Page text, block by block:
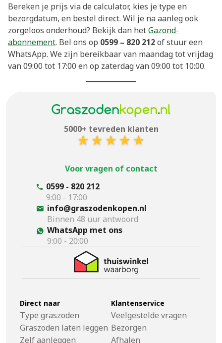
Bereken je prijs via de calculator, kies je type en
bezorgdatum, en bestel direct. Wil je na aanleg ook
zorgeloos onderhoud? Bekijk dan hetGazond-
abonnement. Bel ons op 0599 – 820 212of stuur een
WhatsApp. We zijn bereikbaar van maandag tot vrijdag
van 09:00 tot 17:00 en op zaterdag van 09:00 tot 10:00.
5000+ tevreden klanten
Voor vragen of contact
0599 - 820 212
9:00 - 17:00
info@graszodenkopen.nl
Binnen 48 uur antwoord
WhatsApp met ons
9:00 - 20:00
Direct naar
Type graszoden
Graszoden laten leggen
Zelf aanleggen
Klantenservice
Veelgestelde vragen
Bezorgen
Afhalen